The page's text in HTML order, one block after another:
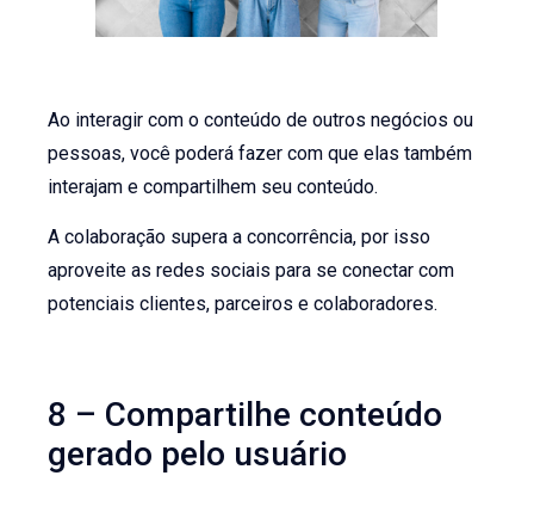
Ao interagir com o conteúdo de outros negócios ou
pessoas, você poderá fazer com que elas também
interajam e compartilhem seu conteúdo.
A colaboração supera a concorrência, por isso
aproveite as redes sociais para se conectar com
potenciais clientes, parceiros e colaboradores.
8 – Compartilhe conteúdo
gerado pelo usuário